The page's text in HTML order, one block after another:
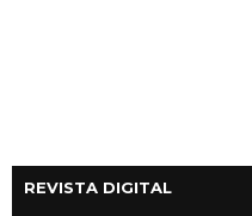
REVISTA DIGITAL